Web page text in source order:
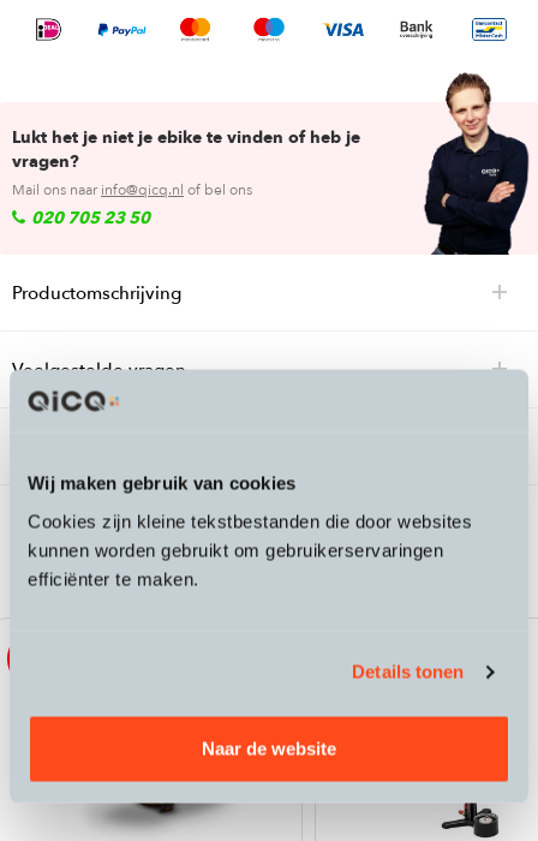
Wij maken gebruik van cookies
Cookies zijn kleine tekstbestanden die door websites
kunnen worden gebruikt om gebruikerservaringen
efficiënter te maken.
Details tonen
Naar de website
Lukt het je niet je ebike te vinden of heb je
vragen?
Mail ons naar info@qicq.nl of bel ons
020 705 23 50
Productomschrijving
Veelgestelde vragen
Passende accessoires bij de Riese &
Muller Transporter2 85